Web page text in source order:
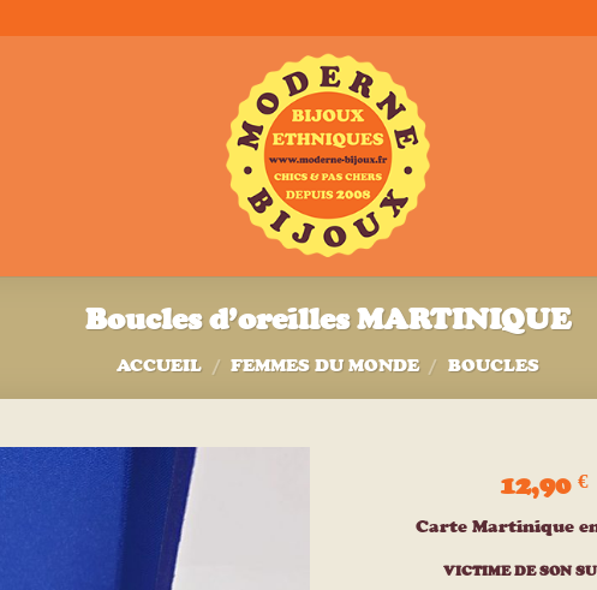
Boucles d’oreilles MARTINIQUE
ACCUEIL / FEMMES DU MONDE / BOUCLES
12,90 €
Carte Martinique
VICTIME DE SON